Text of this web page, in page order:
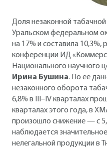
Доля незаконной
Уральском федеральном
на 17% и составила 10,3%,
конференции ИД
Национального научного
Ирина Бушина. По ее
незаконного оборота
6,8% в III–IV кварталах
кварталах этого года, в
произошло снижение — с
наблюдается
нелегальной продукции в